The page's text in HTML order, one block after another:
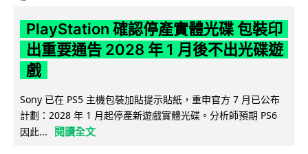
PlayStation 確認停產實體光碟 包裝印
出重要通告 2028 年 1 月後不出光碟遊
戲
Sony 已在 PS5 主機包裝加貼提示貼紙，重申官方 7 月已公布
計劃：2028 年 1 月起停產新遊戲實體光碟。分析師預期 PS6
因此...
閱讀全文